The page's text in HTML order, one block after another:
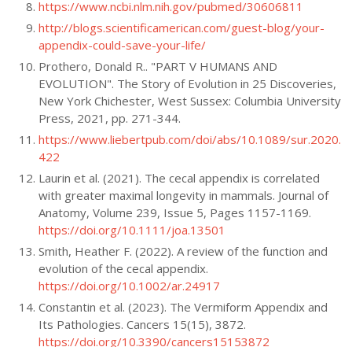
https://www.ncbi.nlm.nih.gov/pubmed/30606811
http://blogs.scientificamerican.com/guest-blog/your-
appendix-could-save-your-life/
Prothero, Donald R.. "PART V HUMANS AND
EVOLUTION". The Story of Evolution in 25 Discoveries,
New York Chichester, West Sussex: Columbia University
Press, 2021, pp. 271-344.
https://www.liebertpub.com/doi/abs/10.1089/sur.2020.
422
Laurin et al. (2021). The cecal appendix is correlated
with greater maximal longevity in mammals. Journal of
Anatomy, Volume 239, Issue 5, Pages 1157-1169.
https://doi.org/10.1111/joa.13501
Smith, Heather F. (2022). A review of the function and
evolution of the cecal appendix.
https://doi.org/10.1002/ar.24917
Constantin et al. (2023). The Vermiform Appendix and
Its Pathologies. Cancers 15(15), 3872.
https://doi.org/10.3390/cancers15153872